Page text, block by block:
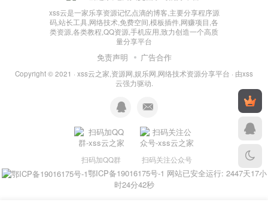
xss云是一家乐享资源记忆点滴的博客,主要分享程序源
码,站长工具,网络技术,免费空间,模板插件,网赚项目,各
类资源,各类教程,QQ资源,手机应用,致力创造一个高质
量分享平台
免责声明 广告合作
Copyright © 2021 · xss云之家,资源网,娱乐网,网络技术资源分享平台 · 由xss
云强力驱动.
扫码加QQ群 扫码关注公众号
鄂ICP备19016175号-1 网站已安全运行: 2447天17小
时24分42秒